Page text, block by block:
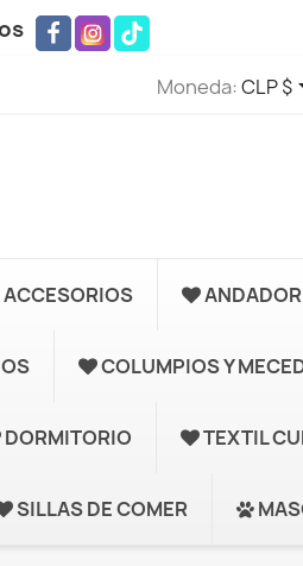
Moneda:CLP $
ACCESORIOS
COLUMPIOS Y
DORMITORIO TEXTIL
SILLAS DE COMER